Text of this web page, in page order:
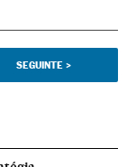
SEGUINTE >